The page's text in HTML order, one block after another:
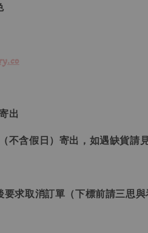
出
不含假日）寄出，如遇缺貨請
要求取消訂單（下標前請三思與